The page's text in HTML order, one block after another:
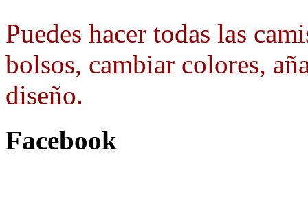
Puedes hacer todas las
bolsos, cambiar colores,
diseño.
Facebook